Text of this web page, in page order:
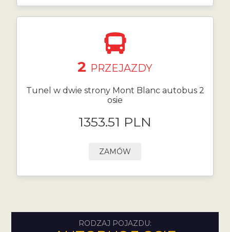
2 PRZEJAZDY
Tunel w dwie strony Mont Blanc autobus 2
osie
1353.51 PLN
ZAMÓW
RODZAJ POJAZDU: